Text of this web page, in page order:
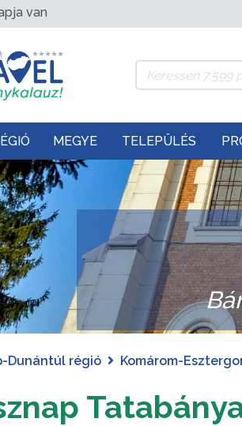
van
MEGYE TELEPÜLÉS
Dunántúl régió Komárom-